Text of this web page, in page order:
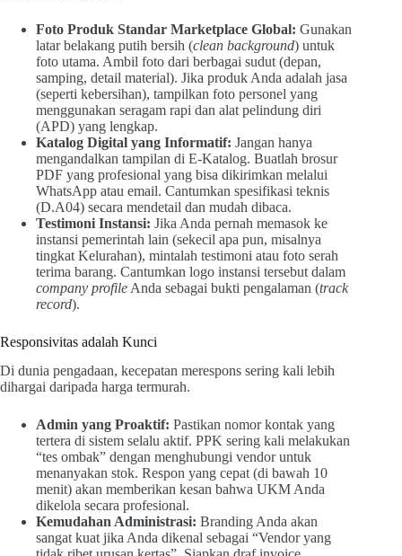
Foto Produk Standar Marketplace Global: Gunakan
latar belakang putih bersih (clean background) untuk
foto utama. Ambil foto dari berbagai sudut (depan,
samping, detail material). Jika produk Anda adalah jasa
(seperti kebersihan), tampilkan foto personel yang
menggunakan seragam rapi dan alat pelindung diri
(APD) yang lengkap.
Katalog Digital yang Informatif: Jangan hanya
mengandalkan tampilan di E-Katalog. Buatlah brosur
PDF yang profesional yang bisa dikirimkan melalui
WhatsApp atau email. Cantumkan spesifikasi teknis
(D.A04) secara mendetail dan mudah dibaca.
Testimoni Instansi: Jika Anda pernah memasok ke
instansi pemerintah lain (sekecil apa pun, misalnya
tingkat Kelurahan), mintalah testimoni atau foto serah
terima barang. Cantumkan logo instansi tersebut dalam
company profile Anda sebagai bukti pengalaman (track
record).
Responsivitas adalah Kunci
Di dunia pengadaan, kecepatan merespons sering kali lebih
dihargai daripada harga termurah.
Admin yang Proaktif: Pastikan nomor kontak yang
tertera di sistem selalu aktif. PPK sering kali melakukan
“tes ombak” dengan menghubungi vendor untuk
menanyakan stok. Respon yang cepat (di bawah 10
menit) akan memberikan kesan bahwa UKM Anda
dikelola secara profesional.
Kemudahan Administrasi: Branding Anda akan
sangat kuat jika Anda dikenal sebagai “Vendor yang